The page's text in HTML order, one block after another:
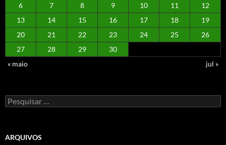
6
7 8 9 10 11
12
13
14 15 16 17 18
19
20
21 22 23 24 25
26
27
28 29
30
« maio
jul »
Pesquisar
por:
ARQUIVOS